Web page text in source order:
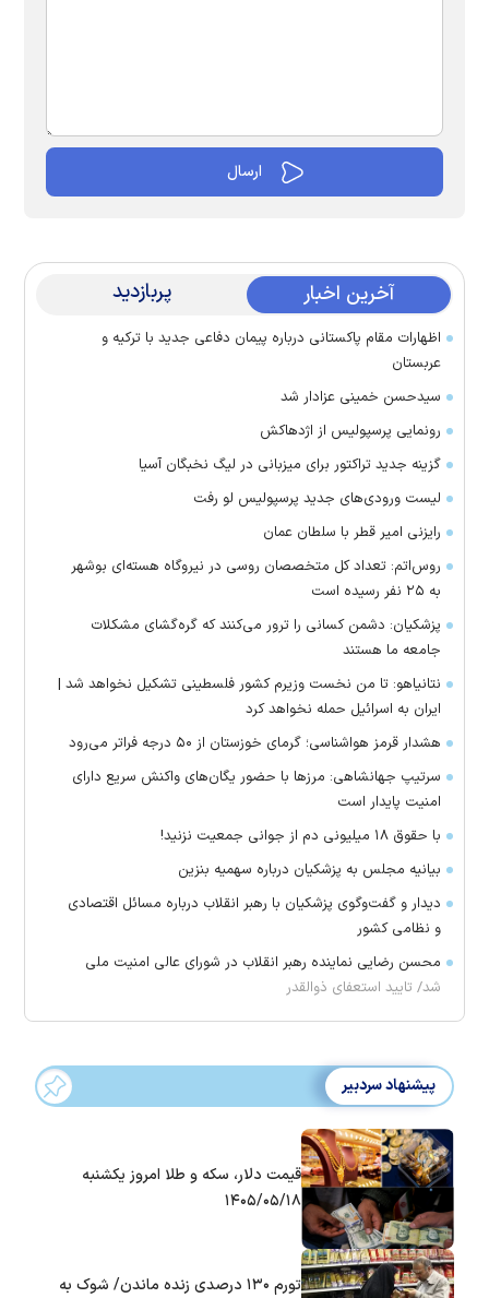
آخرین اخبار پربازدید
اظهارات مقام پاکستانی درباره پیمان دفاعی جدید با ترکیه و
عربستان
سیدحسن خمینی عزادار شد
رونمایی پرسپولیس از اژدهاکش
گزینه جدید تراکتور برای میزبانی در لیگ نخبگان آسیا
لیست ورودی‌های جدید پرسپولیس لو رفت
رایزنی امیر قطر با سلطان عمان
روس‌اتم: تعداد کل متخصصان روسی در نیروگاه هسته‌ای بوشهر
به ۲۵ نفر رسیده است
پزشکیان: دشمن کسانی را ترور می‌کنند که گره‌گشای مشکلات
جامعه ما هستند
نتانیاهو: تا من نخست وزیرم کشور فلسطینی تشکیل نخواهد شد |
ایران به اسرائیل حمله نخواهد کرد
هشدار قرمز هواشناسی؛ گرمای خوزستان از ۵۰ درجه فراتر می‌رود
سرتیپ جهانشاهی: مرز‌ها با حضور یگان‌های واکنش سریع دارای
امنیت پایدار است
با حقوق ۱۸ میلیونی دم از جوانی جمعیت نزنید!
بیانیه مجلس به پزشکیان درباره سهمیه بنزین
دیدار و گفت‌وگوی پزشکیان با رهبر انقلاب درباره مسائل اقتصادی
و نظامی کشور
محسن رضایی نماینده رهبر انقلاب در شورای عالی امنیت ملی
شد/ تایید استعفای ذوالقدر
پیشنهاد سردبیر
قیمت دلار، سکه و طلا امروز یکشنبه
۱۴۰۵/۰۵/۱۸
تورم ۱۳۰ درصدی زنده ماندن/ شوک به